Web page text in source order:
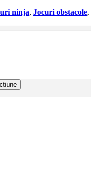
ninja, Jocuri obstacole,